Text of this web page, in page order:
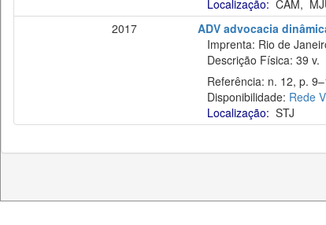
Localização: CAM,
2017
ADV advocacia
Imprenta: Rio de
Descrição Física: 39 v.
Referência: n. 12, p.
Disponibilidade: Rede
Localização: STJ